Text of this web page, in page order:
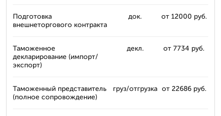
Подготовка
внешнеторгового контракта
док. от 12000 руб.
Таможенное
декларирование (импорт/
экспорт)
декл. от 7734 руб.
Таможенный представитель
(полное сопровождение)
груз/отгрузка от 22686 руб.